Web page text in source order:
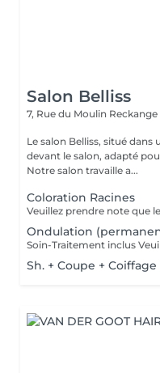
Salon Belliss
7, Rue du Moulin Reckange
Le salon Belliss, situé
devant le salon, adapté
Notre salon travaille a...
Coloration Racines
Ondulation
Sh. + Coupe + Coiffage